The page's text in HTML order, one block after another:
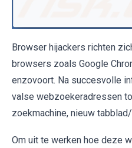
Browser hijackers richten
browsers zoals Google
enzovoort. Na succesvolle
valse webzoekeradressen
zoekmachine, nieuw
Om uit te werken hoe deze